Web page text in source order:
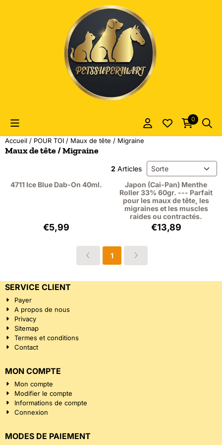
Les préférences de cookies sont actuellement fermées.
0
Accueil / POUR TOI / Maux de tête / Migraine
Maux de tête / Migraine
2 Articles Méthode de tri
4711 Ice Blue Dab-On 40ml.
Prix: 5,99, hors TVA : 4,95
€5,99
Japon (Cai-Pan) Menthe
Roller 33% 60gr. --- Parfait
pour les maux de tête, les
migraines et les muscles
raides ou contractés.
Prix: 13,89, hors
€13,89
1
SERVICE CLIENT
Payer
A propos de nous
Privacy
Sitemap
Termes et conditions
Contact
MON COMPTE
Mon compte
Modifier le compte
Informations de compte
Connexion
MODES DE PAIEMENT